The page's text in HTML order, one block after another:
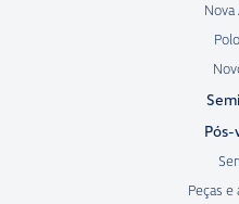
Nova
Pós-
Peças e